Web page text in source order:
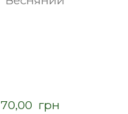
70,00  грн